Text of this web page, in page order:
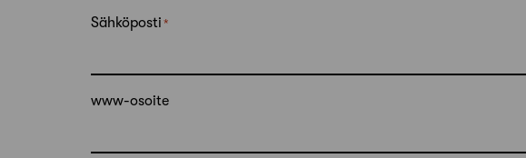
Sähköposti
www-osoite